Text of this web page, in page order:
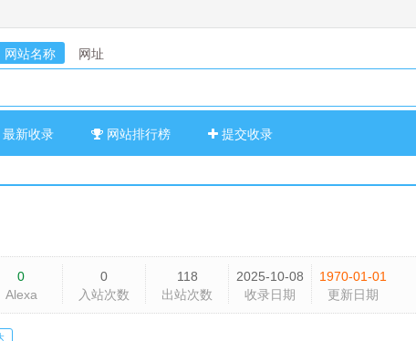
网站名称
网址
最新收录 网站排行榜 提交收录
0
Alexa
0
入站次数
118
出站次数
2025-10-08
收录日期
1970-01-01
更新日期